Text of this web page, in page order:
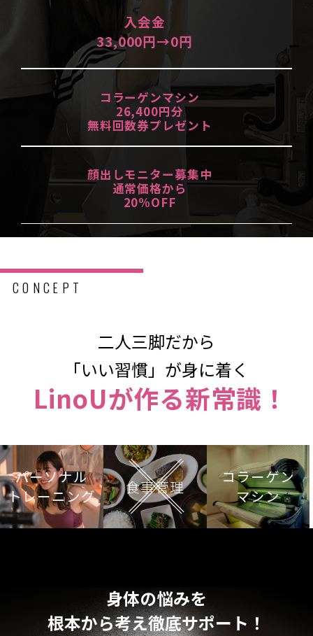
入会金
33,000円→0円
コラーゲンマシン
26,400円分
無料回数券プレゼント
顔出しモニター募集中
通常価格から
20%OFF
CONCEPT
二人三脚だから
「いい習慣」が身に着く
LinoUが作る新常識！
パーソナル
トレーニング
食事管理
コラーゲン
マシン
身体の悩みを
根本から考え徹底サポート！